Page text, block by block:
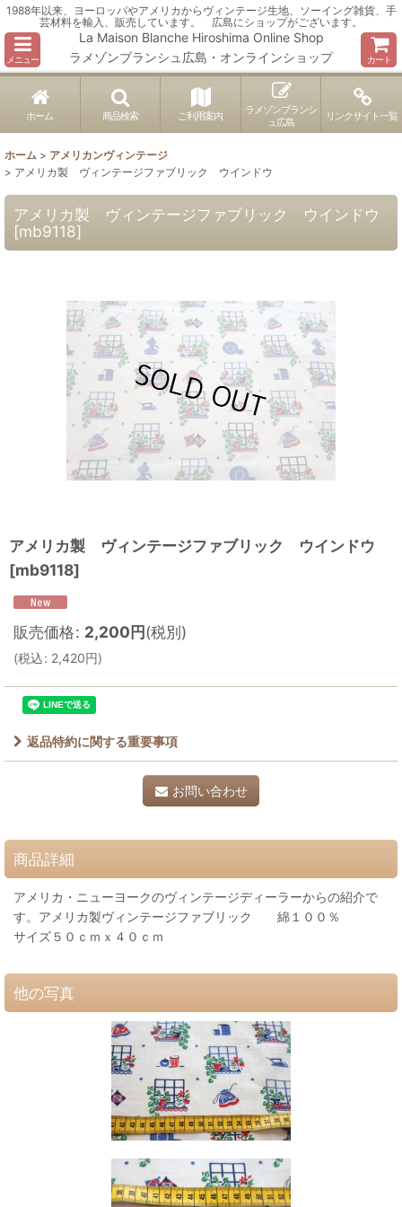
1988年以来、ヨーロッパやアメリカからヴィンテージ生地、ソーイング雑貨、手
芸材料を輸入、販売しています。 広島にショップがございます。
メニュー
La Maison Blanche Hiroshima Online Shop
ラメゾンブランシュ広島・オンラインショップ
カート
ホーム 商品検索 ご利用案内
ラメゾンブランシ
ュ広島
リンクサイト一覧
ホーム > アメリカンヴィンテージ
> アメリカ製 ヴィンテージファブリック ウインドウ
アメリカ製 ヴィンテージファブリック ウインドウ
[mb9118]
アメリカ製 ヴィンテージファブリック ウインドウ
[mb9118]
販売価格: 2,200円(税別)
(税込: 2,420円)
返品特約に関する重要事項
お問い合わせ
商品詳細
アメリカ・ニューヨークのヴィンテージディーラーからの紹介で
す。アメリカ製ヴィンテージファブリック 綿１００％
サイズ５０ｃｍｘ４０ｃｍ
他の写真